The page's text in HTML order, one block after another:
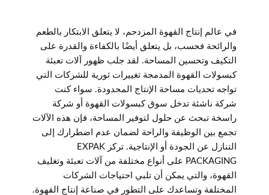
في عالم إنتاج القهوة المزدحم، لا يتعلق الابتكار بالطعم
والرائحة فحسب، بل يتعلق أيضًا بالكفاءة والقدرة على
التكيف وتحسين المساحة. لقد جلب ظهور آلات تعبئة
كبسولات القهوة المدمجة تغييرات ثورية للشركات التي
تواجه تحديات مساحة الإنتاج المحدودة. سواء كنت
شركة ناشئة تدخل سوق كبسولات القهوة أو شركة
راسخة تبحث عن حلول لتوفير المساحة، فإن هذه الآلات
تجمع بين الوظيفة والراحة لضمان عدم اضطرارك إلى
التنازل عن الجودة أو الإنتاجية. تركز EXPAK
PACKAGING على أنواع مختلفة من آلات تعبئة وتغليف
القهوة، والتي يمكن أن تلبي احتياجات الشركات
المختلفة وتساعدك على التطور في صناعة إنتاج القهوة.